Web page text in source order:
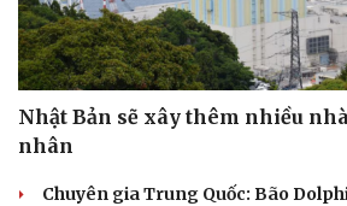
Nhật Bản sẽ xây thêm nhiều
nhân
Chuyên gia Trung Quốc: Bão